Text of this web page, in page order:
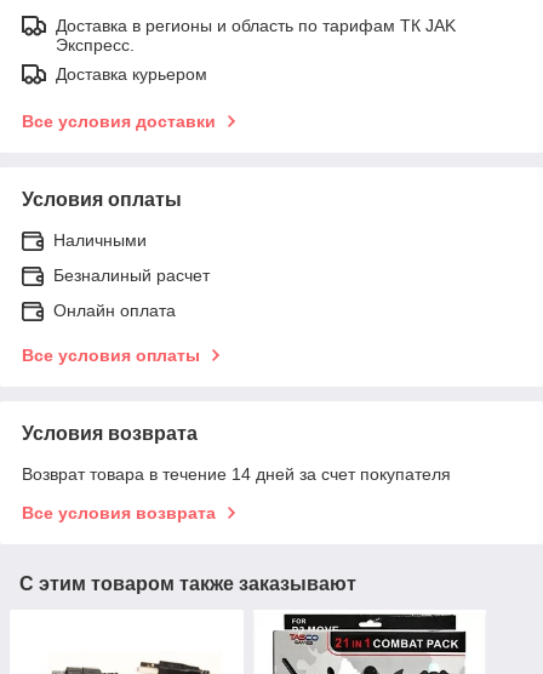
Доставка в регионы и область по тарифам ТК JAK
Экспресс.
Доставка курьером
Все условия доставки
Условия оплаты
Наличными
Безналиный расчет
Онлайн оплата
Все условия оплаты
Условия возврата
Возврат товара в течение 14 дней за счет покупателя
Все условия возврата
С этим товаром также заказывают